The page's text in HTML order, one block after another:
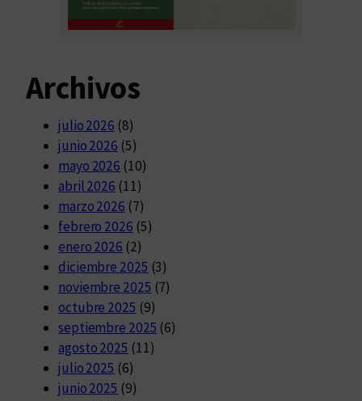
Archivos
julio 2026 (8)
junio 2026 (5)
mayo 2026 (10)
abril 2026 (11)
marzo 2026 (7)
febrero 2026 (5)
enero 2026 (2)
diciembre 2025 (3)
noviembre 2025 (7)
octubre 2025 (9)
septiembre 2025 (6)
agosto 2025 (11)
julio 2025 (6)
junio 2025 (9)